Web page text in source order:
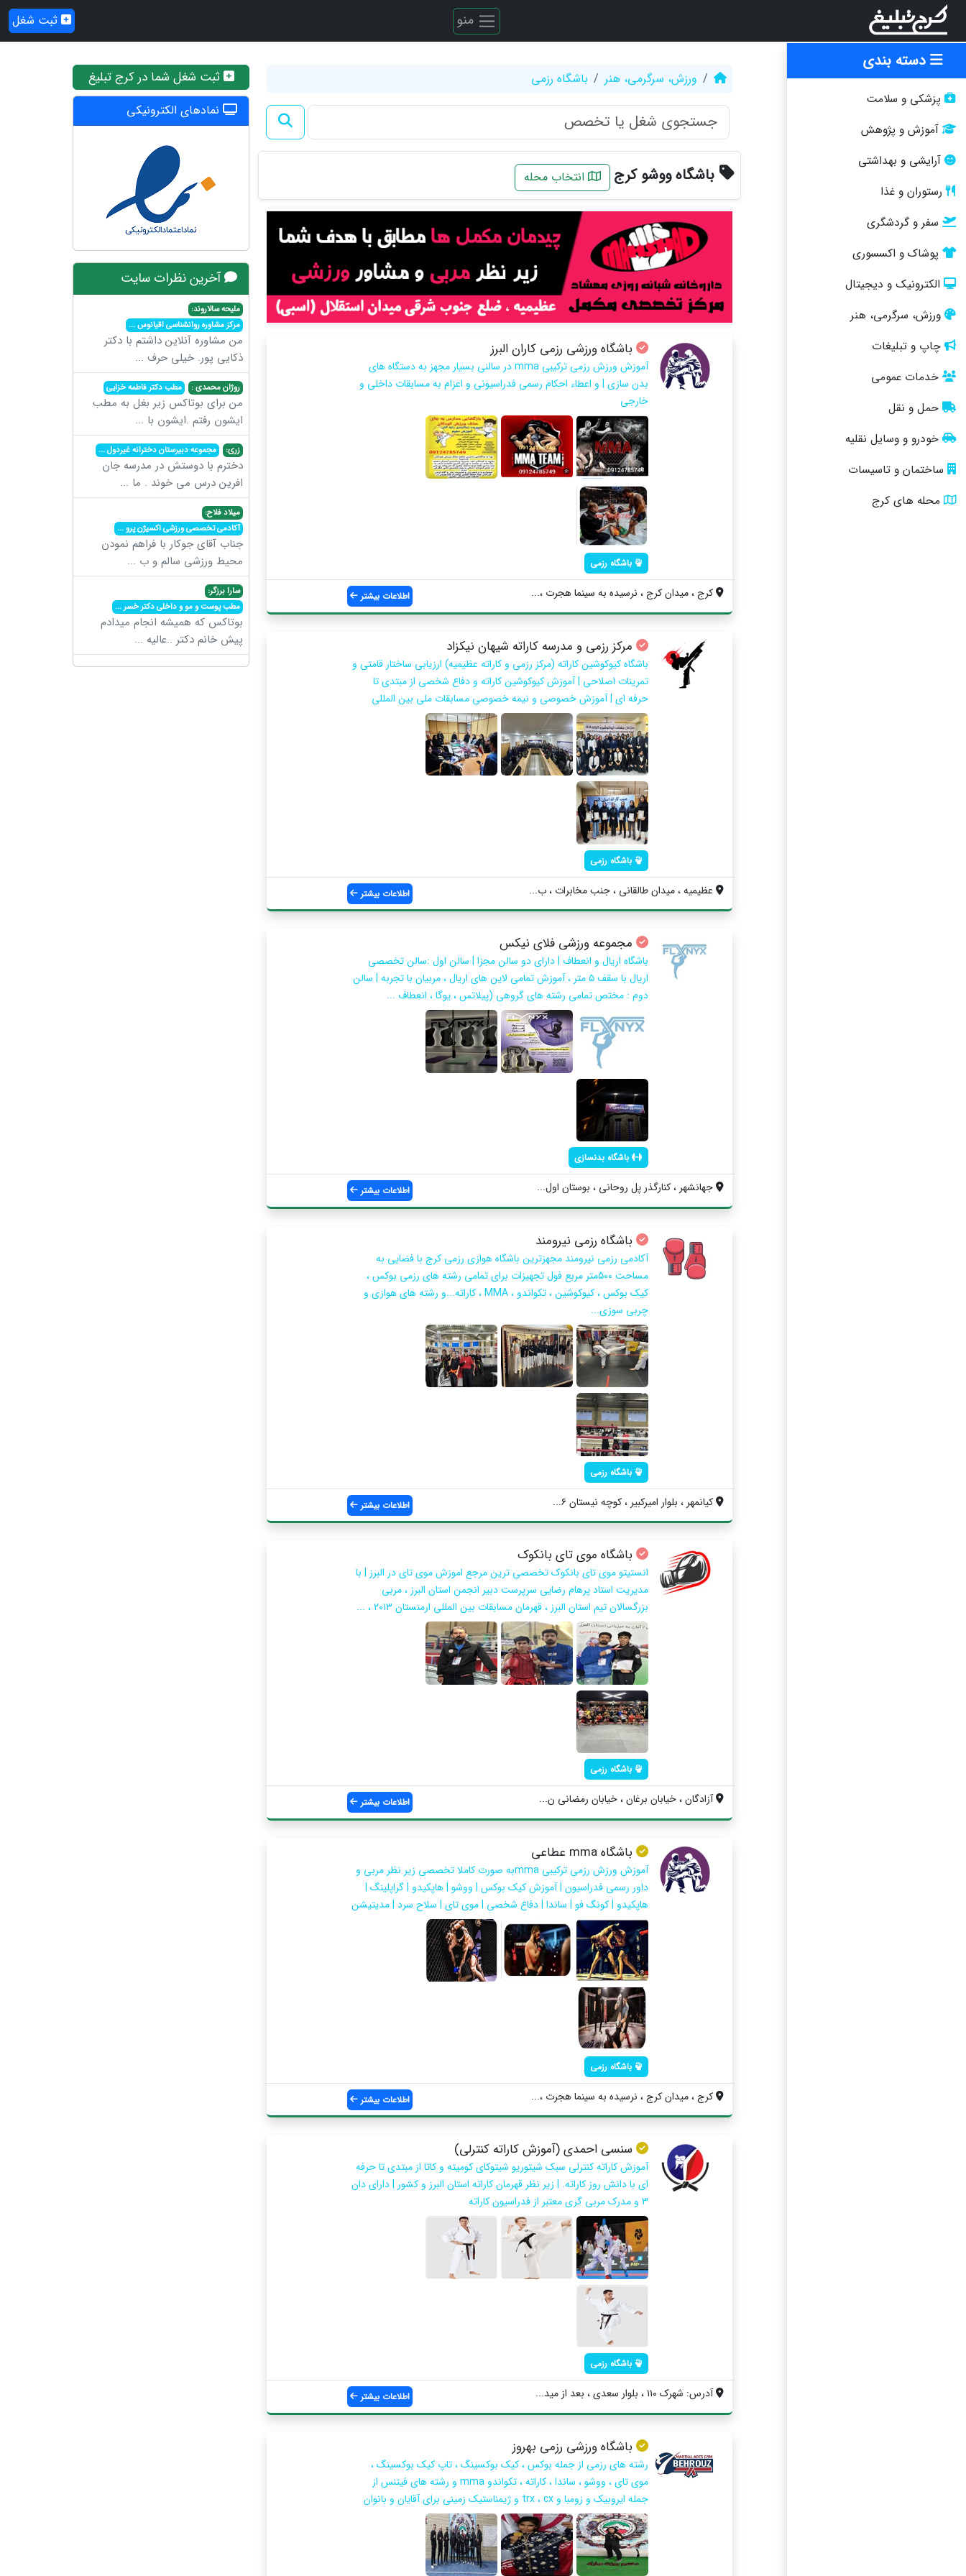
منو ثبت شغل
دسته بندی
پزشکی و سلامت
آموزش و پژوهش
آرایشی و بهداشتی
رستوران و غذا
سفر و گردشگری
پوشاک و اکسسوری
الکترونیک و دیجیتال
ورزش، سرگرمی، هنر
چاپ و تبلیغات
خدمات عمومی
حمل و نقل
خودرو و وسایل نقلیه
ساختمان و تاسیسات
محله های کرج
ورزش، سرگرمی، هنر باشگاه رزمی
باشگاه ووشو کرج انتخاب محله
باشگاه ورزشی رزمی کاران البرز
آموزش ورزش رزمی ترکیبی mma در سالنی بسیار مجهز به دستگاه های
بدن سازی | و اعطاء احکام رسمی فدراسیونی و اعزام به مسابقات داخلی و
خارجی
باشگاه رزمی
کرج ، میدان کرج ، نرسیده به سینما هجرت ،... اطلاعات بیشتر
مرکز رزمی و مدرسه کاراته شیهان نیکزاد
باشگاه کیوکوشین کاراته (مرکز رزمی و کاراته عظیمیه) ارزیابی ساختار قامتی و
تمرینات اصلاحی | آموزش کیوکوشین کاراته و دفاع شخصی از مبتدی تا
حرفه ای | آموزش خصوصی و نیمه خصوصی مسابقات ملی بین المللی
باشگاه رزمی
عظیمیه ، میدان طالقانی ، جنب مخابرات ، ب... اطلاعات بیشتر
مجموعه ورزشی فلای نیکس
باشگاه اریال و انعطاف | دارای دو سالن مجزا | سالن اول :سالن تخصصی
اریال با سقف ۵ متر ، آموزش تمامی لاین های اریال ، مربیان با تجربه | سالن
دوم : مختص تمامی رشته های گروهی (پیلاتس ، یوگا ، انعطاف ...
باشگاه بدنسازی
جهانشهر ، کنارگذر پل روحانی ، بوستان اول... اطلاعات بیشتر
باشگاه رزمی نیرومند
آکادمی رزمی نیرومند مجهزترین باشگاه هوازی رزمی کرج با فضایی به
مساحت ۵۰۰متر مربع فول تجهیزات برای تمامی رشته های رزمی بوکس ،
کیک بوکس ، کیوکوشین ، تکواندو ، MMA ، کاراته...و رشته های هوازی و
چربی سوزی...
باشگاه رزمی
کیانمهر ، بلوار امیرکبیر ، کوچه نیستان ۶... اطلاعات بیشتر
باشگاه موی تای بانکوک
انستیتو موی تای بانکوک تخصصی ترین مرجع اموزش موی تای در البرز | با
مدیریت استاد پرهام رضایی سرپرست دبیر انجمن استان البرز ، مربی
بزرگسالان تیم استان البرز ، قهرمان مسابقات بین المللی ارمنستان ۲۰۱۳ ، ...
باشگاه رزمی
آزادگان ، خیابان برغان ، خیابان رمضانی ن... اطلاعات بیشتر
باشگاه mma عطاعی
آموزش ورزش رزمی ترکیبی mmaبه صورت کاملا تخصصی زیر نظر مربی و
داور رسمی فدراسیون | آموزش کیک بوکس | ووشو | هاپکیدو | گراپلینگ |
هاپکیدو | کونگ فو | ساندا | دفاع شخصی | موی تای | سلاح سرد | مدیتیشن
باشگاه رزمی
کرج ، میدان کرج ، نرسیده به سینما هجرت ،... اطلاعات بیشتر
سنسی احمدی (آموزش کاراته کنترلی)
آموزش کاراته کنترلی سبک شیتوریو شیتوکای کومیته و کاتا از مبتدی تا حرفه
ای با دانش روز کاراته. | زیر نظر قهرمان کاراته استان البرز و کشور | دارای دان
3 و مدرک مربی گری معتبر از فدراسیون کاراته
باشگاه رزمی
آدرس: شهرک ۱۱۰ ، بلوار سعدی ، بعد از مید... اطلاعات بیشتر
باشگاه ورزشی رزمی بهروز
رشته های رزمی از جمله بوکس ، کیک بوکسینگ ، تاپ کیک بوکسینگ ،
موی تای ، ووشو ، ساندا ، کاراته ، تکواندو mma و رشته های فیتنس از
جمله ایروبیک و زومبا و trx ، cx و ژیمناستیک زمینی برای آقایان و بانوان
ثبت شغل شما در کرج تبلیغ
نمادهای الکترونیکی
آخرین نظرات سایت
ملیحه سالاروند:
مرکز مشاوره روانشناسی اقیانوس...
من مشاوره آنلاین داشتم با دکتر
ذکایی پور. خیلی حرف ...
روژان محمدی : مطب دکتر فاطمه خزایی
من برای بوتاکس زیر بغل به مطب
ایشون رفتم .ایشون با ...
زری: مجموعه دبیرستان دخترانه غیردول...
دخترم با دوستش در مدرسه جان
افرین درس می خوند . ما ...
میلاد فلاح:
آکادمی تخصصی ورزشی اکسیژن پرو...
جناب آقای جوکار با فراهم نمودن
محیط ورزشی سالم و ب ...
سارا برزگر:
مطب پوست و مو و داخلی دکتر خسر...
بوتاکس که همیشه انجام میدادم
پیش خانم دکتر ..عالیه ...